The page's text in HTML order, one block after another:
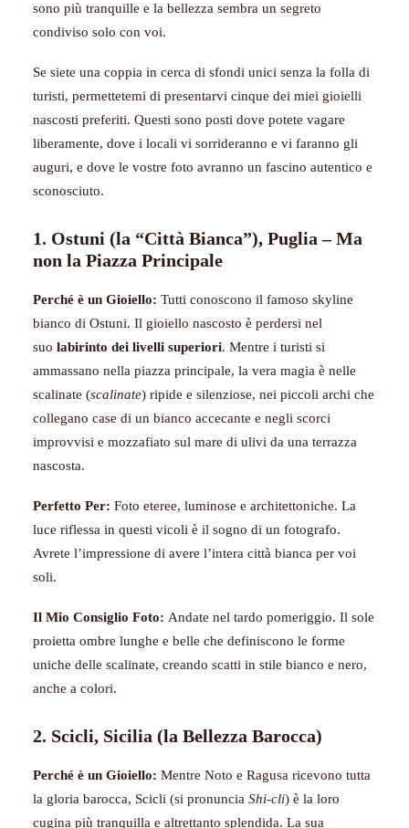
sono più tranquille e la bellezza sembra un segreto
condiviso solo con voi.
Se siete una coppia in cerca di sfondi unici senza la folla di
turisti, permettetemi di presentarvi cinque dei miei gioielli
nascosti preferiti. Questi sono posti dove potete vagare
liberamente, dove i locali vi sorrideranno e vi faranno gli
auguri, e dove le vostre foto avranno un fascino autentico e
sconosciuto.
1. Ostuni (la “Città Bianca”), Puglia – Ma
non la Piazza Principale
Perché è un Gioiello: Tutti conoscono il famoso skyline
bianco di Ostuni. Il gioiello nascosto è perdersi nel
suo labirinto dei livelli superiori. Mentre i turisti si
ammassano nella piazza principale, la vera magia è nelle
scalinate (scalinate) ripide e silenziose, nei piccoli archi che
collegano case di un bianco accecante e negli scorci
improvvisi e mozzafiato sul mare di ulivi da una terrazza
nascosta.
Perfetto Per: Foto eteree, luminose e architettoniche. La
luce riflessa in questi vicoli è il sogno di un fotografo.
Avrete l’impressione di avere l’intera città bianca per voi
soli.
Il Mio Consiglio Foto: Andate nel tardo pomeriggio. Il sole
proietta ombre lunghe e belle che definiscono le forme
uniche delle scalinate, creando scatti in stile bianco e nero,
anche a colori.
2. Scicli, Sicilia (la Bellezza Barocca)
Perché è un Gioiello: Mentre Noto e Ragusa ricevono tutta
la gloria barocca, Scicli (si pronuncia Shi-cli) è la loro
cugina più tranquilla e altrettanto splendida. La sua